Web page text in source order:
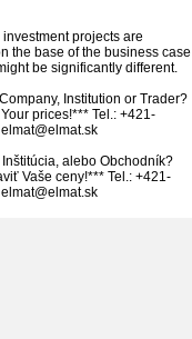
investment projects are
the base of the business case
be significantly different.
Institution or Trader?
prices!*** Tel.: +421-
alebo Obchodník?
Vaše ceny!*** Tel.: +421-